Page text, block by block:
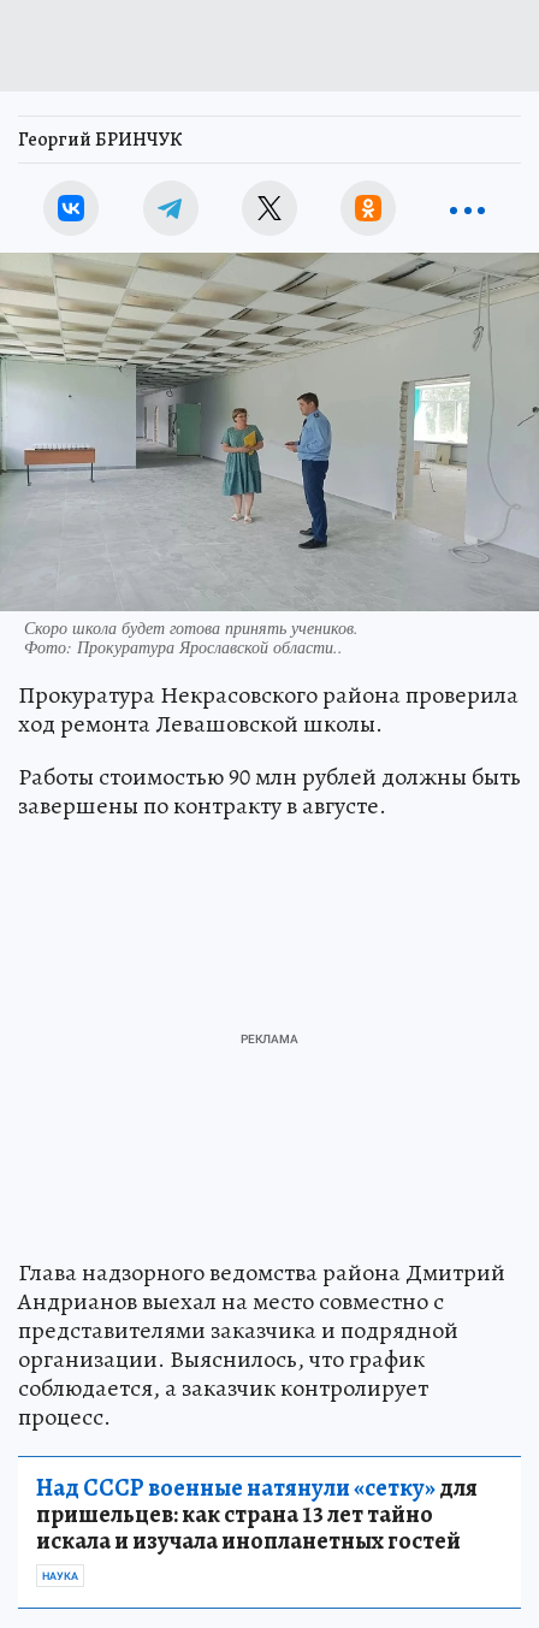
Георгий БРИНЧУК
Скоро школа будет готова принять учеников.
Фото: Прокуратура Ярославской области..
Прокуратура Некрасовского района проверила
ход ремонта Левашовской школы.
Работы стоимостью 90 млн рублей должны быть
завершены по контракту в августе.
Глава надзорного ведомства района Дмитрий
Андрианов выехал на место совместно с
представителями заказчика и подрядной
организации. Выяснилось, что график
соблюдается, а заказчик контролирует
процесс.
Над СССР военные натянули «сетку»для
пришельцев: как страна 13 лет тайно
искала и изучала инопланетных гостей
НАУКА